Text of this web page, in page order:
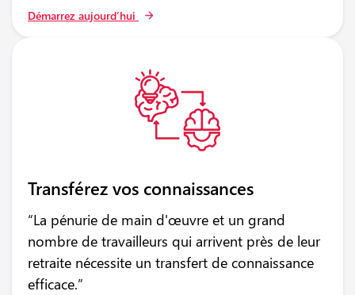
Démarrez aujourd’hui
Transférez vos connaissances
“La pénurie de main d'œuvre et un grand
nombre de travailleurs qui arrivent près de leur
retraite nécessite un transfert de connaissance
efficace.”